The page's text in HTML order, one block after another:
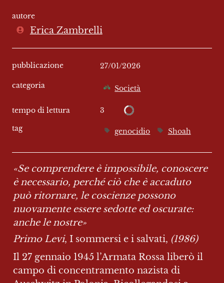
autore
Erica Zambrelli
pubblicazione 27/01/2026
categoria Società
tempo di lettura 3
tag genocidio Shoah
«Se comprendere è impossibile, conoscere
è necessario, perché ciò che è accaduto
può ritornare, le coscienze possono
nuovamente essere sedotte ed oscurate:
anche le nostre»
Primo Levi, I sommersi e i salvati, (1986)
Il 27 gennaio 1945 l’Armata Rossa liberò il
campo di concentramento nazista di